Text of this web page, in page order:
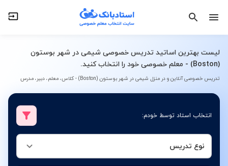
لیست بهترین اساتید تدریس خصوصی شیمی در شهر بوستون
(Boston) - معلم خصوصی خود را انتخاب کنید.
تدریس خصوصی آنلاین و در منزل شیمی در شهر بوستون (Boston) - کلاس، معلم، دبیر، مدرس
انتخاب استاد توسط خودم:
نوع تدریس
انتخاب درس